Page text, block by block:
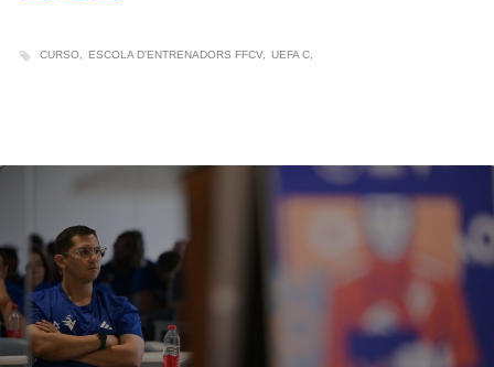
CURSO ESCOLA D'ENTRENADORS FFCV UEFA C